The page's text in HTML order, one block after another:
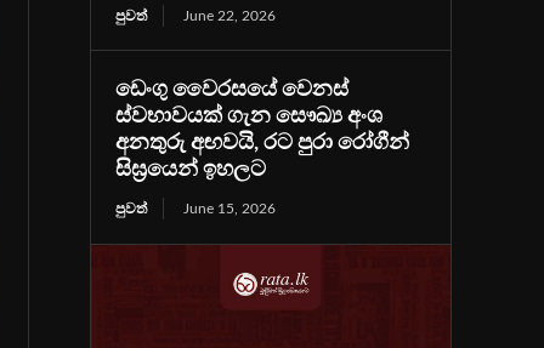
පුවත් June 22, 2026
ඩෙංගු වෛරසයේ වෙනස්
ස්වභාවයක් ගැන සෞඛ්‍ය අංශ
අනතුරු අඟවයි, රට පුරා රෝගීන්
සිඝ්‍රයෙන් ඉහලට
පුවත් June 15, 2026